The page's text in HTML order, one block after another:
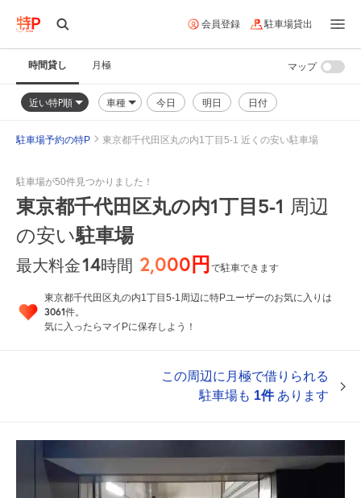
会員登録 駐車場貸出
時間貸し 月極
近い特P順 車種 今日 明日 日付
マップ
駐車場予約の特P 東京都千代田区丸の内1丁目5-1 近くの安い駐車場
駐車場が50件見つかりました！
東京都千代田区丸の内1丁目5-1 周辺
の安い駐車場
最大料金14時間 2,000円で駐車できます
東京都千代田区丸の内1丁目5-1周辺に特Pユーザーのお気に入りは
3061件。
気に入ったらマイPに保存しよう！
この周辺に月極で借りられる
駐車場も 1件あります